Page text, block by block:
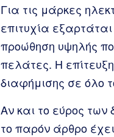
Για τις μάρκες
επιτυχία
προώθηση υψηλής
πελάτες. Η
διαφήμισης σε όλο
Αν και το εύρος των
το παρόν άρθρο